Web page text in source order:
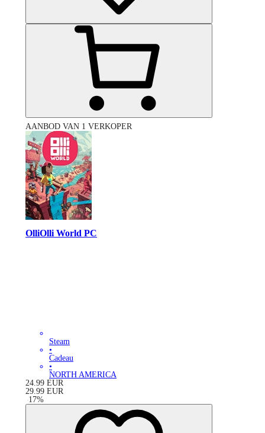
AANBOD VAN 1 VERKOPER
OlliOlli World PC
Steam
•
Cadeau
•
NORTH AMERICA
24.99 EUR
29.99 EUR
-17%